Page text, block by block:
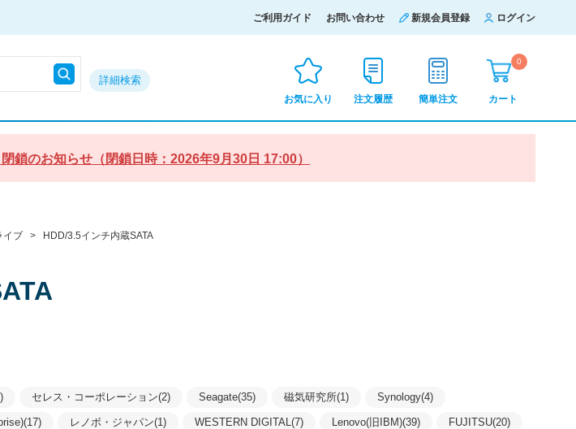
ご利用ガイド お問い合わせ 新規会員登録 ログイン
詳細検索
お気に入り 注文履歴 簡単注文
0
カート
鎖のお知らせ（閉鎖日時：2026年9月30日 17:00）
イブ > HDD/3.5インチ内蔵SATA
セレス・コーポレーション(2) Seagate(35) 磁気研究所(1) Synology(4)
レノボ・ジャパン(1) WESTERN DIGITAL(7) Lenovo(旧IBM)(39) FUJITSU(20)